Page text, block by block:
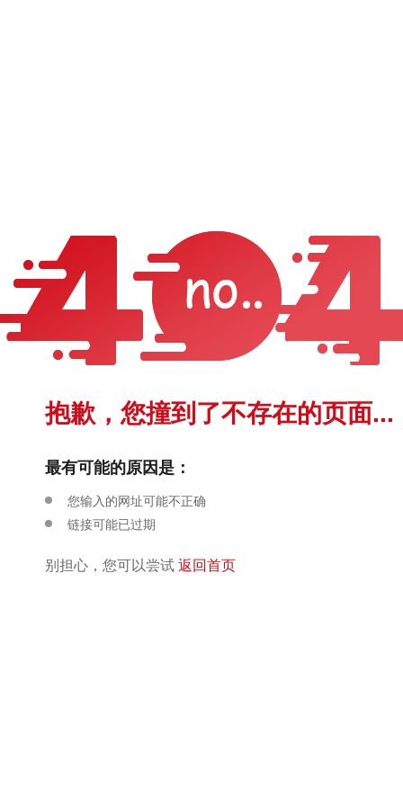
抱歉，您撞到了不存在的页面...
最有可能的原因是：
您输入的网址可能不正确
链接可能已过期
别担心，您可以尝试返回首页